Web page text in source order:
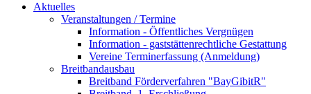
Aktuelles
Veranstaltungen / Termine
Information - Öffentliches Vergnügen
Information - gaststättenrechtliche Gestattung
Vereine Terminerfassung (Anmeldung)
Breitbandausbau
Breitband Förderverfahren "BayGibitR"